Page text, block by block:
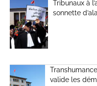
Tribunaux à
sonnette
valide les